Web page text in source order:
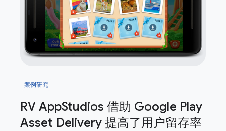
案例研究
RV AppStudios 借助 Google Play
Asset Delivery 提高了用户留存率